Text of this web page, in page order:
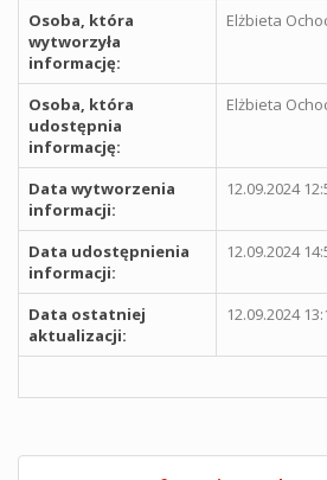
Osoba, która
wytworzyła
informację:
Elżbieta
Osoba, która
udostępnia
informację:
Elżbieta
Data wytworzenia
informacji:
12.09.2024
Data udostępnienia
informacji:
12.09.2024
Data ostatniej
aktualizacji:
12.09.2024